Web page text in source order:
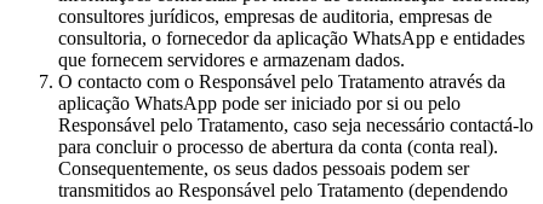
consultores jurídicos, empresas de auditoria, empresas de
consultoria, o fornecedor da aplicação WhatsApp e entidades
que fornecem servidores e armazenam dados.
O contacto com o Responsável pelo Tratamento através da
aplicação WhatsApp pode ser iniciado por si ou pelo
Responsável pelo Tratamento, caso seja necessário contactá-lo
para concluir o processo de abertura da conta (conta real).
Consequentemente, os seus dados pessoais podem ser
transmitidos ao Responsável pelo Tratamento (dependendo